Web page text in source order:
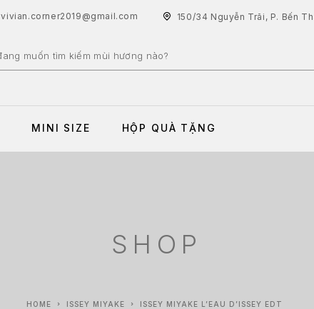
vivian.corner2019@gmail.com 150/34 Nguyễn Trãi, P. Bến
MINI SIZE HỘP QUÀ TẶNG
SHOP
HOME ISSEY MIYAKE ISSEY MIYAKE L’EAU D’ISSEY EDT